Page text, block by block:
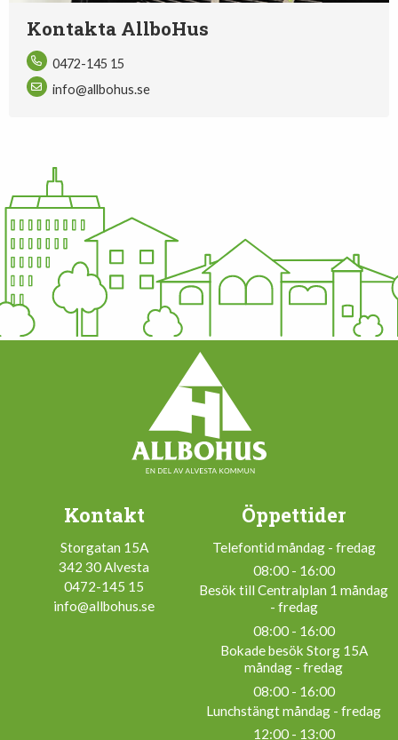
Kontakta AllboHus
0472-145 15
info@allbohus.se
Kontakt
Storgatan 15A
342 30 Alvesta
0472-145 15
info@allbohus.se
Öppettider
Telefontid måndag - fredag
08:00 - 16:00
Besök till Centralplan 1 måndag
- fredag
08:00 - 16:00
Bokade besök Storg 15A
måndag - fredag
08:00 - 16:00
Lunchstängt måndag - fredag
12:00 - 13:00